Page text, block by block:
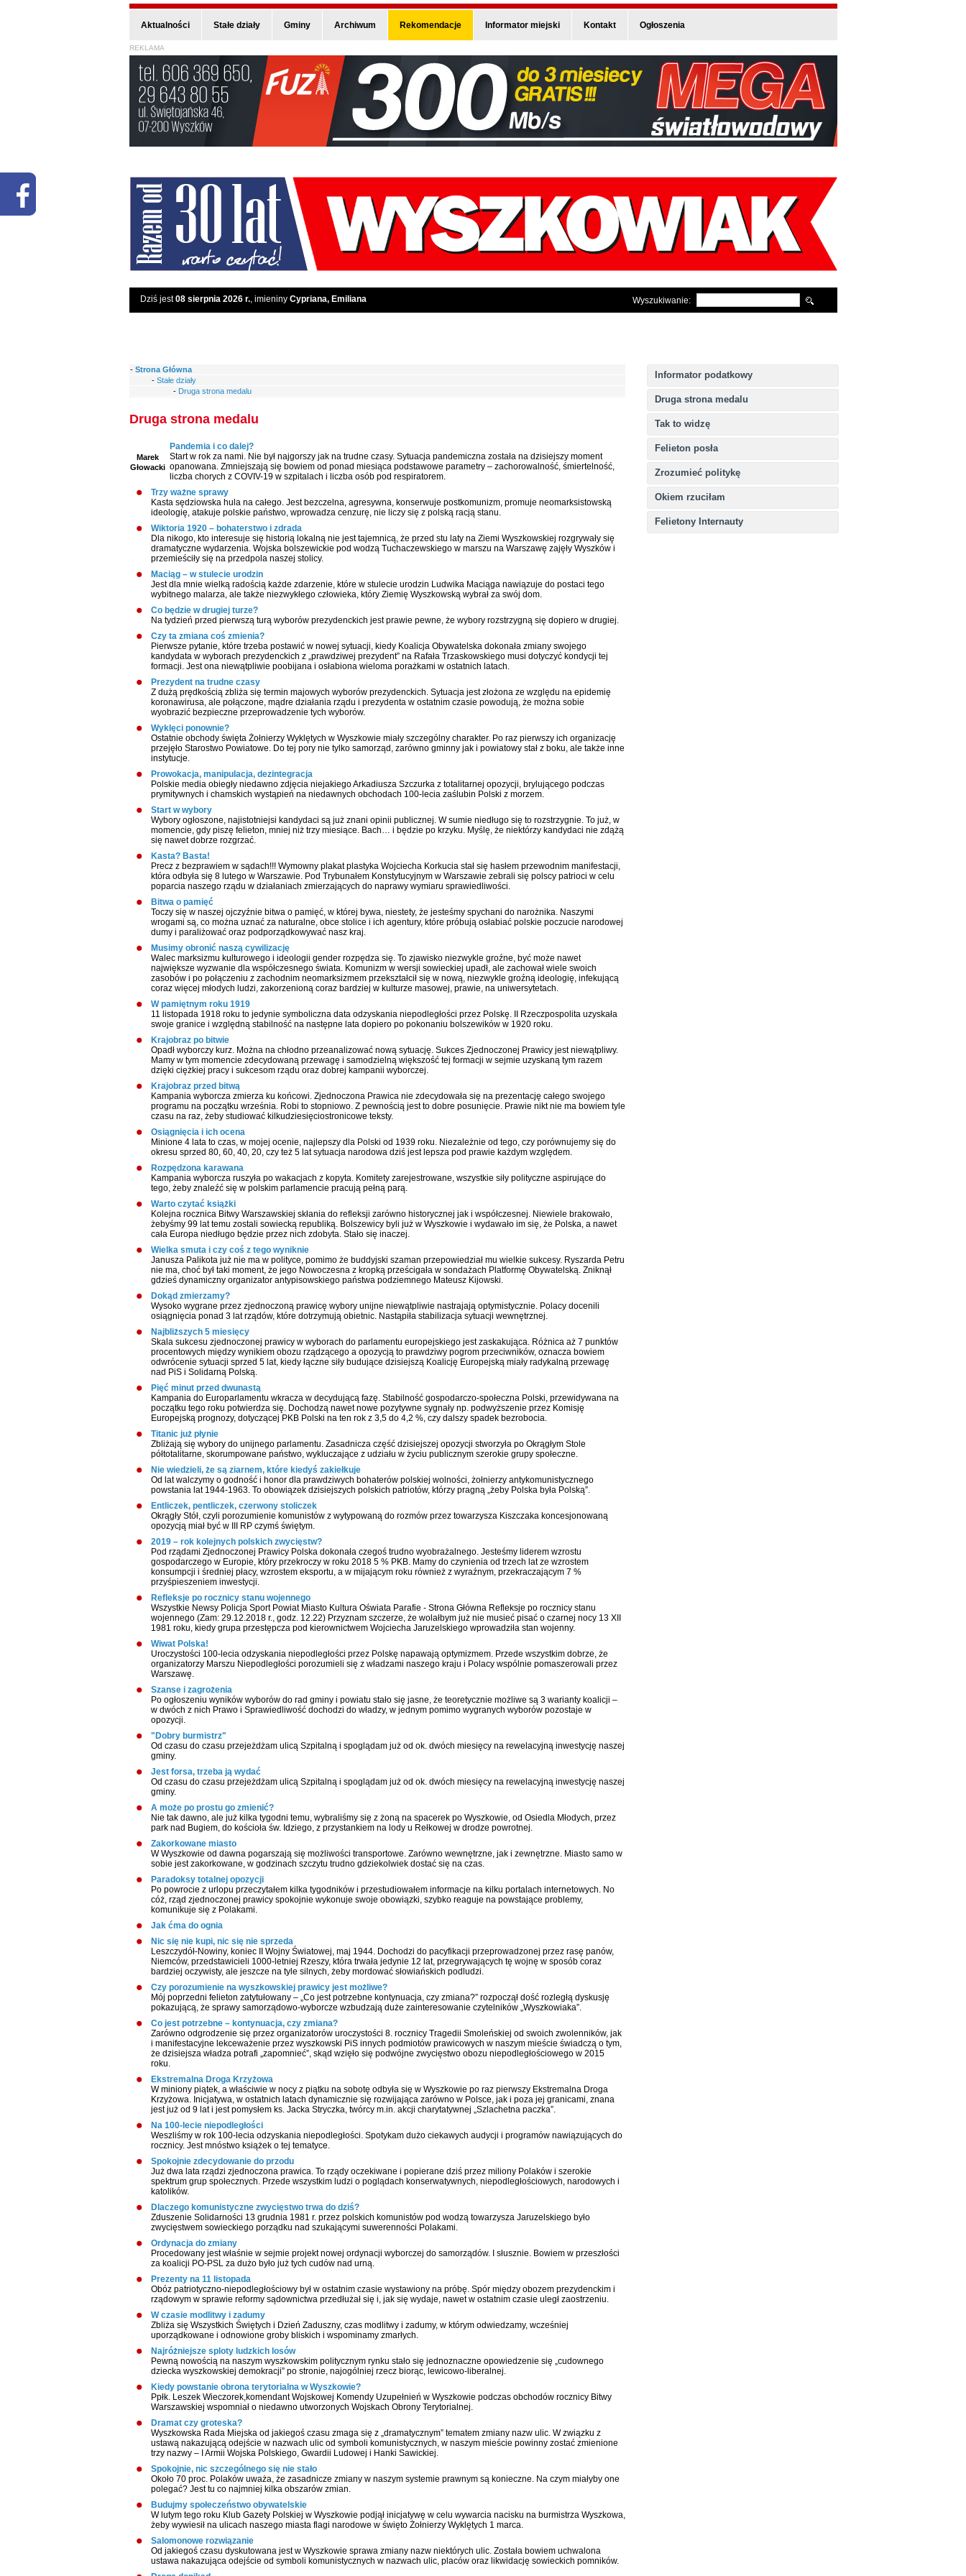
Aktualności Stałe działy Gminy Archiwum Rekomendacje Informator miejski Kontakt Ogłoszenia
REKLAMA
Dziś jest08 sierpnia 2026 r., imieniny Cypriana, Emiliana Wyszukiwanie:
Informator podatkowy
Druga strona medalu
Tak to widzę
Felieton posła
Zrozumieć politykę
Okiem rzuciłam
Felietony Internauty
- Strona Główna
- Stałe działy
- Druga strona medalu
Druga strona medalu
Marek
Głowacki
Pandemia i co dalej?
Start w rok za nami. Nie był najgorszy jak na trudne czasy. Sytuacja pandemiczna została na dzisiejszy moment
opanowana. Zmniejszają się bowiem od ponad miesiąca podstawowe parametry – zachorowalność, śmiertelność,
liczba chorych z COVIV-19 w szpitalach i liczba osób pod respiratorem.
Trzy ważne sprawy
Kasta sędziowska hula na całego. Jest bezczelna, agresywna, konserwuje postkomunizm, promuje neomarksistowską
ideologię, atakuje polskie państwo, wprowadza cenzurę, nie liczy się z polską racją stanu.
Wiktoria 1920 – bohaterstwo i zdrada
Dla nikogo, kto interesuje się historią lokalną nie jest tajemnicą, że przed stu laty na Ziemi Wyszkowskiej rozgrywały się
dramatyczne wydarzenia. Wojska bolszewickie pod wodzą Tuchaczewskiego w marszu na Warszawę zajęły Wyszków i
przemieściły się na przedpola naszej stolicy.
Maciąg – w stulecie urodzin
Jest dla mnie wielką radością każde zdarzenie, które w stulecie urodzin Ludwika Maciąga nawiązuje do postaci tego
wybitnego malarza, ale także niezwykłego człowieka, który Ziemię Wyszkowską wybrał za swój dom.
Co będzie w drugiej turze?
Na tydzień przed pierwszą turą wyborów prezydenckich jest prawie pewne, że wybory rozstrzygną się dopiero w drugiej.
Czy ta zmiana coś zmienia?
Pierwsze pytanie, które trzeba postawić w nowej sytuacji, kiedy Koalicja Obywatelska dokonała zmiany swojego
kandydata w wyborach prezydenckich z „prawdziwej prezydent” na Rafała Trzaskowskiego musi dotyczyć kondycji tej
formacji. Jest ona niewątpliwie poobijana i osłabiona wieloma porażkami w ostatnich latach.
Prezydent na trudne czasy
Z dużą prędkością zbliża się termin majowych wyborów prezydenckich. Sytuacja jest złożona ze względu na epidemię
koronawirusa, ale połączone, mądre działania rządu i prezydenta w ostatnim czasie powodują, że można sobie
wyobrazić bezpieczne przeprowadzenie tych wyborów.
Wyklęci ponownie?
Ostatnie obchody święta Żołnierzy Wyklętych w Wyszkowie miały szczególny charakter. Po raz pierwszy ich organizację
przejęło Starostwo Powiatowe. Do tej pory nie tylko samorząd, zarówno gminny jak i powiatowy stał z boku, ale także inne
instytucje.
Prowokacja, manipulacja, dezintegracja
Polskie media obiegły niedawno zdjęcia niejakiego Arkadiusza Szczurka z totalitarnej opozycji, brylującego podczas
prymitywnych i chamskich wystąpień na niedawnych obchodach 100-lecia zaślubin Polski z morzem.
Start w wybory
Wybory ogłoszone, najistotniejsi kandydaci są już znani opinii publicznej. W sumie niedługo się to rozstrzygnie. To już, w
momencie, gdy piszę felieton, mniej niż trzy miesiące. Bach… i będzie po krzyku. Myślę, że niektórzy kandydaci nie zdążą
się nawet dobrze rozgrzać.
Kasta? Basta!
Precz z bezprawiem w sądach!!! Wymowny plakat plastyka Wojciecha Korkucia stał się hasłem przewodnim manifestacji,
która odbyła się 8 lutego w Warszawie. Pod Trybunałem Konstytucyjnym w Warszawie zebrali się polscy patrioci w celu
poparcia naszego rządu w działaniach zmierzających do naprawy wymiaru sprawiedliwości.
Bitwa o pamięć
Toczy się w naszej ojczyźnie bitwa o pamięć, w której bywa, niestety, że jesteśmy spychani do narożnika. Naszymi
wrogami są, co można uznać za naturalne, obce stolice i ich agentury, które próbują osłabiać polskie poczucie narodowej
dumy i paraliżować oraz podporządkowywać nasz kraj.
Musimy obronić naszą cywilizację
Walec marksizmu kulturowego i ideologii gender rozpędza się. To zjawisko niezwykle groźne, być może nawet
największe wyzwanie dla współczesnego świata. Komunizm w wersji sowieckiej upadł, ale zachował wiele swoich
zasobów i po połączeniu z zachodnim neomarksizmem przekształcił się w nową, niezwykle groźną ideologię, infekującą
coraz więcej młodych ludzi, zakorzenioną coraz bardziej w kulturze masowej, prawie, na uniwersytetach.
W pamiętnym roku 1919
11 listopada 1918 roku to jedynie symboliczna data odzyskania niepodległości przez Polskę. II Rzeczpospolita uzyskała
swoje granice i względną stabilność na następne lata dopiero po pokonaniu bolszewików w 1920 roku.
Krajobraz po bitwie
Opadł wyborczy kurz. Można na chłodno przeanalizować nową sytuację. Sukces Zjednoczonej Prawicy jest niewątpliwy.
Mamy w tym momencie zdecydowaną przewagę i samodzielną większość tej formacji w sejmie uzyskaną tym razem
dzięki ciężkiej pracy i sukcesom rządu oraz dobrej kampanii wyborczej.
Krajobraz przed bitwą
Kampania wyborcza zmierza ku końcowi. Zjednoczona Prawica nie zdecydowała się na prezentację całego swojego
programu na początku września. Robi to stopniowo. Z pewnością jest to dobre posunięcie. Prawie nikt nie ma bowiem tyle
czasu na raz, żeby studiować kilkudziesięciostronicowe teksty.
Osiągnięcia i ich ocena
Minione 4 lata to czas, w mojej ocenie, najlepszy dla Polski od 1939 roku. Niezależnie od tego, czy porównujemy się do
okresu sprzed 80, 60, 40, 20, czy też 5 lat sytuacja narodowa dziś jest lepsza pod prawie każdym względem.
Rozpędzona karawana
Kampania wyborcza ruszyła po wakacjach z kopyta. Komitety zarejestrowane, wszystkie siły polityczne aspirujące do
tego, żeby znaleźć się w polskim parlamencie pracują pełną parą.
Warto czytać książki
Kolejna rocznica Bitwy Warszawskiej skłania do refleksji zarówno historycznej jak i współczesnej. Niewiele brakowało,
żebyśmy 99 lat temu zostali sowiecką republiką. Bolszewicy byli już w Wyszkowie i wydawało im się, że Polska, a nawet
cała Europa niedługo będzie przez nich zdobyta. Stało się inaczej.
Wielka smuta i czy coś z tego wyniknie
Janusza Palikota już nie ma w polityce, pomimo że buddyjski szaman przepowiedział mu wielkie sukcesy. Ryszarda Petru
nie ma, choć był taki moment, że jego Nowoczesna z kropką prześcigała w sondażach Platformę Obywatelską. Zniknął
gdzieś dynamiczny organizator antypisowskiego państwa podziemnego Mateusz Kijowski.
Dokąd zmierzamy?
Wysoko wygrane przez zjednoczoną prawicę wybory unijne niewątpliwie nastrajają optymistycznie. Polacy docenili
osiągnięcia ponad 3 lat rządów, które dotrzymują obietnic. Nastąpiła stabilizacja sytuacji wewnętrznej.
Najbliższych 5 miesięcy
Skala sukcesu zjednoczonej prawicy w wyborach do parlamentu europejskiego jest zaskakująca. Różnica aż 7 punktów
procentowych między wynikiem obozu rządzącego a opozycją to prawdziwy pogrom przeciwników, oznacza bowiem
odwrócenie sytuacji sprzed 5 lat, kiedy łączne siły budujące dzisiejszą Koalicję Europejską miały radykalną przewagę
nad PiS i Solidarną Polską.
Pięć minut przed dwunastą
Kampania do Europarlamentu wkracza w decydującą fazę. Stabilność gospodarczo-społeczna Polski, przewidywana na
początku tego roku potwierdza się. Dochodzą nawet nowe pozytywne sygnały np. podwyższenie przez Komisję
Europejską prognozy, dotyczącej PKB Polski na ten rok z 3,5 do 4,2 %, czy dalszy spadek bezrobocia.
Titanic już płynie
Zbliżają się wybory do unijnego parlamentu. Zasadnicza część dzisiejszej opozycji stworzyła po Okrągłym Stole
półtotalitarne, skorumpowane państwo, wykluczające z udziału w życiu publicznym szerokie grupy społeczne.
Nie wiedzieli, że są ziarnem, które kiedyś zakiełkuje
Od lat walczymy o godność i honor dla prawdziwych bohaterów polskiej wolności, żołnierzy antykomunistycznego
powstania lat 1944-1963. To obowiązek dzisiejszych polskich patriotów, którzy pragną „żeby Polska była Polską”.
Entliczek, pentliczek, czerwony stoliczek
Okrągły Stół, czyli porozumienie komunistów z wytypowaną do rozmów przez towarzysza Kiszczaka koncesjonowaną
opozycją miał być w III RP czymś świętym.
2019 – rok kolejnych polskich zwycięstw?
Pod rządami Zjednoczonej Prawicy Polska dokonała czegoś trudno wyobrażalnego. Jesteśmy liderem wzrostu
gospodarczego w Europie, który przekroczy w roku 2018 5 % PKB. Mamy do czynienia od trzech lat ze wzrostem
konsumpcji i średniej płacy, wzrostem eksportu, a w mijającym roku również z wyraźnym, przekraczającym 7 %
przyśpieszeniem inwestycji.
Refleksje po rocznicy stanu wojennego
Wszystkie Newsy Policja Sport Powiat Miasto Kultura Oświata Parafie - Strona Główna Refleksje po rocznicy stanu
wojennego (Zam: 29.12.2018 r., godz. 12.22) Przyznam szczerze, że wolałbym już nie musieć pisać o czarnej nocy 13 XII
1981 roku, kiedy grupa przestępcza pod kierownictwem Wojciecha Jaruzelskiego wprowadziła stan wojenny.
Wiwat Polska!
Uroczystości 100-lecia odzyskania niepodległości przez Polskę napawają optymizmem. Przede wszystkim dobrze, że
organizatorzy Marszu Niepodległości porozumieli się z władzami naszego kraju i Polacy wspólnie pomaszerowali przez
Warszawę.
Szanse i zagrożenia
Po ogłoszeniu wyników wyborów do rad gminy i powiatu stało się jasne, że teoretycznie możliwe są 3 warianty koalicji –
w dwóch z nich Prawo i Sprawiedliwość dochodzi do władzy, w jednym pomimo wygranych wyborów pozostaje w
opozycji.
"Dobry burmistrz"
Od czasu do czasu przejeżdżam ulicą Szpitalną i spoglądam już od ok. dwóch miesięcy na rewelacyjną inwestycję naszej
gminy.
Jest forsa, trzeba ją wydać
Od czasu do czasu przejeżdżam ulicą Szpitalną i spoglądam już od ok. dwóch miesięcy na rewelacyjną inwestycję naszej
gminy.
A może po prostu go zmienić?
Nie tak dawno, ale już kilka tygodni temu, wybraliśmy się z żoną na spacerek po Wyszkowie, od Osiedla Młodych, przez
park nad Bugiem, do kościoła św. Idziego, z przystankiem na lody u Rełkowej w drodze powrotnej.
Zakorkowane miasto
W Wyszkowie od dawna pogarszają się możliwości transportowe. Zarówno wewnętrzne, jak i zewnętrzne. Miasto samo w
sobie jest zakorkowane, w godzinach szczytu trudno gdziekolwiek dostać się na czas.
Paradoksy totalnej opozycji
Po powrocie z urlopu przeczytałem kilka tygodników i przestudiowałem informacje na kilku portalach internetowych. No
cóż, rząd zjednoczonej prawicy spokojnie wykonuje swoje obowiązki, szybko reaguje na powstające problemy,
komunikuje się z Polakami.
Jak ćma do ognia
Nic się nie kupi, nic się nie sprzeda
Leszczydół-Nowiny, koniec II Wojny Światowej, maj 1944. Dochodzi do pacyfikacji przeprowadzonej przez rasę panów,
Niemców, przedstawicieli 1000-letniej Rzeszy, która trwała jedynie 12 lat, przegrywających tę wojnę w sposób coraz
bardziej oczywisty, ale jeszcze na tyle silnych, żeby mordować słowiańskich podludzi.
Czy porozumienie na wyszkowskiej prawicy jest możliwe?
Mój poprzedni felieton zatytułowany – „Co jest potrzebne kontynuacja, czy zmiana?” rozpoczął dość rozległą dyskusję
pokazującą, że sprawy samorządowo-wyborcze wzbudzają duże zainteresowanie czytelników „Wyszkowiaka”.
Co jest potrzebne – kontynuacja, czy zmiana?
Zarówno odgrodzenie się przez organizatorów uroczystości 8. rocznicy Tragedii Smoleńskiej od swoich zwolenników, jak
i manifestacyjne lekceważenie przez wyszkowski PiS innych podmiotów prawicowych w naszym mieście świadczą o tym,
że dzisiejsza władza potrafi „zapomnieć”, skąd wzięło się podwójne zwycięstwo obozu niepodległościowego w 2015
roku.
Ekstremalna Droga Krzyżowa
W miniony piątek, a właściwie w nocy z piątku na sobotę odbyła się w Wyszkowie po raz pierwszy Ekstremalna Droga
Krzyżowa. Inicjatywa, w ostatnich latach dynamicznie się rozwijająca zarówno w Polsce, jak i poza jej granicami, znana
jest już od 9 lat i jest pomysłem ks. Jacka Stryczka, twórcy m.in. akcji charytatywnej „Szlachetna paczka”.
Na 100-lecie niepodległości
Weszliśmy w rok 100-lecia odzyskania niepodległości. Spotykam dużo ciekawych audycji i programów nawiązujących do
rocznicy. Jest mnóstwo książek o tej tematyce.
Spokojnie zdecydowanie do przodu
Już dwa lata rządzi zjednoczona prawica. To rządy oczekiwane i popierane dziś przez miliony Polaków i szerokie
spektrum grup społecznych. Przede wszystkim ludzi o poglądach konserwatywnych, niepodległościowych, narodowych i
katolików.
Dlaczego komunistyczne zwycięstwo trwa do dziś?
Zduszenie Solidarności 13 grudnia 1981 r. przez polskich komunistów pod wodzą towarzysza Jaruzelskiego było
zwycięstwem sowieckiego porządku nad szukającymi suwerenności Polakami.
Ordynacja do zmiany
Procedowany jest właśnie w sejmie projekt nowej ordynacji wyborczej do samorządów. I słusznie. Bowiem w przeszłości
za koalicji PO-PSL za dużo było już tych cudów nad urną.
Prezenty na 11 listopada
Obóz patriotyczno-niepodległościowy był w ostatnim czasie wystawiony na próbę. Spór między obozem prezydenckim i
rządowym w sprawie reformy sądownictwa przedłużał się i, jak się wydaje, nawet w ostatnim czasie uległ zaostrzeniu.
W czasie modlitwy i zadumy
Zbliża się Wszystkich Świętych i Dzień Zaduszny, czas modlitwy i zadumy, w którym odwiedzamy, wcześniej
uporządkowane i odnowione groby bliskich i wspominamy zmarłych.
Najróżniejsze sploty ludzkich losów
Pewną nowością na naszym wyszkowskim politycznym rynku stało się jednoznaczne opowiedzenie się „cudownego
dziecka wyszkowskiej demokracji” po stronie, najogólniej rzecz biorąc, lewicowo-liberalnej.
Kiedy powstanie obrona terytorialna w Wyszkowie?
Ppłk. Leszek Wieczorek,komendant Wojskowej Komendy Uzupełnień w Wyszkowie podczas obchodów rocznicy Bitwy
Warszawskiej wspomniał o niedawno utworzonych Wojskach Obrony Terytorialnej.
Dramat czy groteska?
Wyszkowska Rada Miejska od jakiegoś czasu zmaga się z „dramatycznym” tematem zmiany nazw ulic. W związku z
ustawą nakazującą odejście w nazwach ulic od symboli komunistycznych, w naszym mieście powinny zostać zmienione
trzy nazwy – I Armii Wojska Polskiego, Gwardii Ludowej i Hanki Sawickiej.
Spokojnie, nic szczególnego się nie stało
Około 70 proc. Polaków uważa, że zasadnicze zmiany w naszym systemie prawnym są konieczne. Na czym miałyby one
polegać? Jest tu co najmniej kilka obszarów zmian.
Budujmy społeczeństwo obywatelskie
W lutym tego roku Klub Gazety Polskiej w Wyszkowie podjął inicjatywę w celu wywarcia nacisku na burmistrza Wyszkowa,
żeby wywiesił na ulicach naszego miasta flagi narodowe w święto Żołnierzy Wyklętych 1 marca.
Salomonowe rozwiązanie
Od jakiegoś czasu dyskutowana jest w Wyszkowie sprawa zmiany nazw niektórych ulic. Została bowiem uchwalona
ustawa nakazująca odejście od symboli komunistycznych w nazwach ulic, placów oraz likwidację sowieckich pomników.